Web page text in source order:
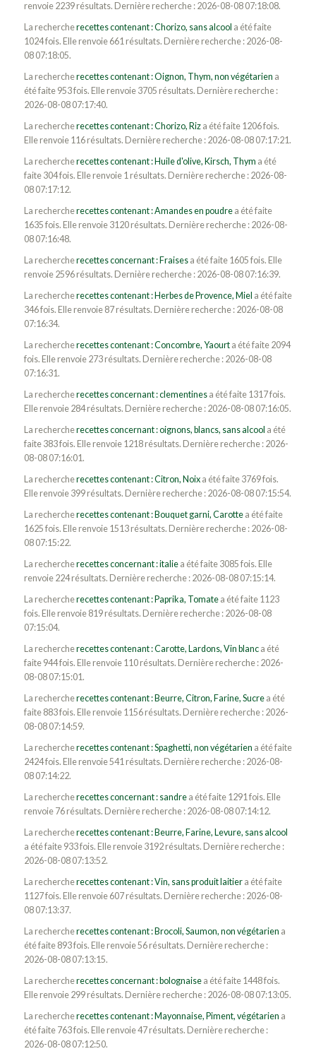
renvoie 2239 résultats. Dernière recherche : 2026-08-08 07:18:08.
La rechercherecettes contenant : Chorizo, sans alcool a été faite
1024 fois. Elle renvoie 661 résultats. Dernière recherche : 2026-08-
08 07:18:05.
La rechercherecettes contenant : Oignon, Thym, non végétarien a
été faite 953 fois. Elle renvoie 3705 résultats. Dernière recherche :
2026-08-08 07:17:40.
La rechercherecettes contenant : Chorizo, Riza été faite 1206 fois.
Elle renvoie 116 résultats. Dernière recherche : 2026-08-08 07:17:21.
La rechercherecettes contenant : Huile d'olive, Kirsch, Thym a été
faite 304 fois. Elle renvoie 1 résultats. Dernière recherche : 2026-08-
08 07:17:12.
La rechercherecettes contenant : Amandes en poudrea été faite
1635 fois. Elle renvoie 3120 résultats. Dernière recherche : 2026-08-
08 07:16:48.
La rechercherecettes concernant : Fraisesa été faite 1605 fois. Elle
renvoie 2596 résultats. Dernière recherche : 2026-08-08 07:16:39.
La rechercherecettes contenant : Herbes de Provence, Miel a été faite
346 fois. Elle renvoie 87 résultats. Dernière recherche : 2026-08-08
07:16:34.
La rechercherecettes contenant : Concombre, Yaourta été faite 2094
fois. Elle renvoie 273 résultats. Dernière recherche : 2026-08-08
07:16:31.
La rechercherecettes concernant : clementinesa été faite 1317 fois.
Elle renvoie 284 résultats. Dernière recherche : 2026-08-08 07:16:05.
La rechercherecettes concernant : oignons, blancs, sans alcool a été
faite 383 fois. Elle renvoie 1218 résultats. Dernière recherche : 2026-
08-08 07:16:01.
La rechercherecettes contenant : Citron, Noixa été faite 3769 fois.
Elle renvoie 399 résultats. Dernière recherche : 2026-08-08 07:15:54.
La rechercherecettes contenant : Bouquet garni, Carottea été faite
1625 fois. Elle renvoie 1513 résultats. Dernière recherche : 2026-08-
08 07:15:22.
La rechercherecettes concernant : italiea été faite 3085 fois. Elle
renvoie 224 résultats. Dernière recherche : 2026-08-08 07:15:14.
La rechercherecettes contenant : Paprika, Tomatea été faite 1123
fois. Elle renvoie 819 résultats. Dernière recherche : 2026-08-08
07:15:04.
La rechercherecettes contenant : Carotte, Lardons, Vin blanca été
faite 944 fois. Elle renvoie 110 résultats. Dernière recherche : 2026-
08-08 07:15:01.
La rechercherecettes contenant : Beurre, Citron, Farine, Sucrea été
faite 883 fois. Elle renvoie 1156 résultats. Dernière recherche : 2026-
08-08 07:14:59.
La rechercherecettes contenant : Spaghetti, non végétarien a été faite
2424 fois. Elle renvoie 541 résultats. Dernière recherche : 2026-08-
08 07:14:22.
La rechercherecettes concernant : sandrea été faite 1291 fois. Elle
renvoie 76 résultats. Dernière recherche : 2026-08-08 07:14:12.
La rechercherecettes contenant : Beurre, Farine, Levure, sans alcool
a été faite 933 fois. Elle renvoie 3192 résultats. Dernière recherche :
2026-08-08 07:13:52.
La rechercherecettes contenant : Vin, sans produit laitiera été faite
1127 fois. Elle renvoie 607 résultats. Dernière recherche : 2026-08-
08 07:13:37.
La rechercherecettes contenant : Brocoli, Saumon, non végétarien a
été faite 893 fois. Elle renvoie 56 résultats. Dernière recherche :
2026-08-08 07:13:15.
La rechercherecettes concernant : bolognaisea été faite 1448 fois.
Elle renvoie 299 résultats. Dernière recherche : 2026-08-08 07:13:05.
La rechercherecettes contenant : Mayonnaise, Piment, végétarien a
été faite 763 fois. Elle renvoie 47 résultats. Dernière recherche :
2026-08-08 07:12:50.